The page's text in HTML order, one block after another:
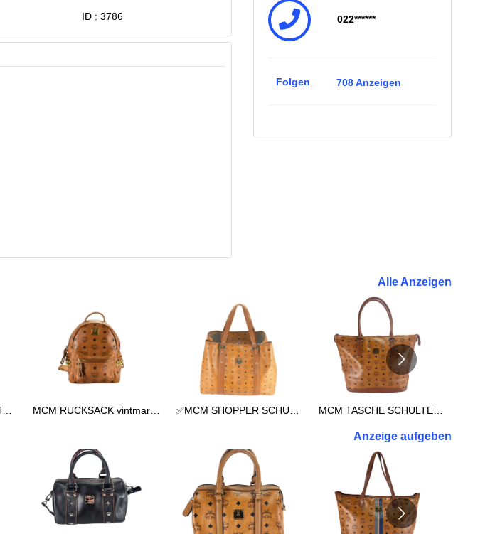
ID : 3786 022******
Folgen 708Anzeigen
Alle Anzeigen
MCM SCHULTERTASCHE vintmarket.de TASCHE CROSSBODY BEIGE 2574 MCM RUCKSACK vintmarkert.de KLEIN LEDERRUCKSACK LEDER COGNAC 2473 ✅MCM SHOPPER SCHULTERTASCHE REISETASCHE TASCHE XXL COGNAC 3038 MCM TASCHE SCHULTERTASCHE vintmarket.de SHOPPER XL COGNAC 2714
Anzeige aufgeben